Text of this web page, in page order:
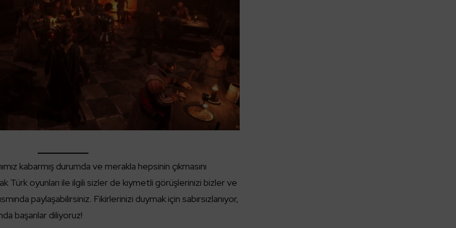
kabarmış durumda ve merakla hepsinin çıkmasını
Türk oyunları ile ilgili sizler de kıymetli görüşlerinizi bizler ve
paylaşabilirsiniz. Fikirlerinizi duymak için sabırsızlanıyor,
başarılar diliyoruz!